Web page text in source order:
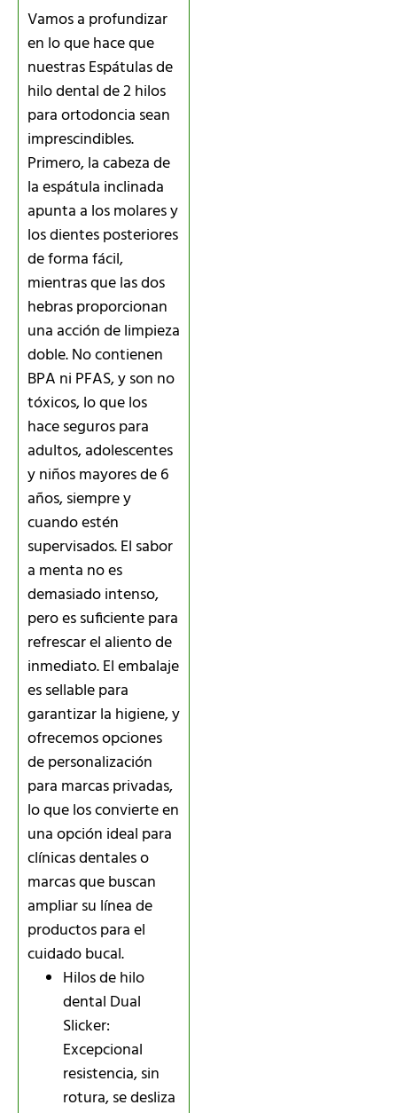
Vamos a profundizar
en lo que hace que
nuestras Espátulas de
hilo dental de 2 hilos
para ortodoncia sean
imprescindibles.
Primero, la cabeza de
la espátula inclinada
apunta a los molares y
los dientes posteriores
de forma fácil,
mientras que las dos
hebras proporcionan
una acción de limpieza
doble. No contienen
BPA ni PFAS, y son no
tóxicos, lo que los
hace seguros para
adultos, adolescentes
y niños mayores de 6
años, siempre y
cuando estén
supervisados. El sabor
a menta no es
demasiado intenso,
pero es suficiente para
refrescar el aliento de
inmediato. El embalaje
es sellable para
garantizar la higiene, y
ofrecemos opciones
de personalización
para marcas privadas,
lo que los convierte en
una opción ideal para
clínicas dentales o
marcas que buscan
ampliar su línea de
productos para el
cuidado bucal.
Hilos de hilo
dental Dual
Slicker:
Excepcional
resistencia, sin
rotura, se desliza